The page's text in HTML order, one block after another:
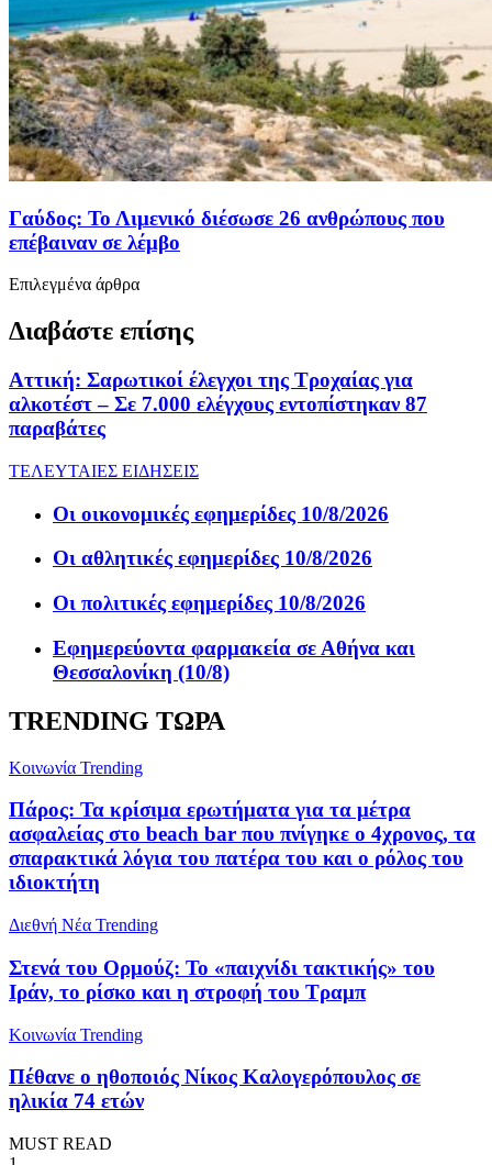
Γαύδος: Το Λιμενικό διέσωσε 26 ανθρώπους που
επέβαιναν σε λέμβο
Επιλεγμένα άρθρα
Διαβάστε επίσης
Αττική: Σαρωτικοί έλεγχοι της Τροχαίας για
αλκοτέστ – Σε 7.000 ελέγχους εντοπίστηκαν 87
παραβάτες
ΤΕΛΕΥΤΑΙΕΣ ΕΙΔΗΣΕΙΣ
Οι οικονομικές εφημερίδες 10/8/2026
Οι αθλητικές εφημερίδες 10/8/2026
Οι πολιτικές εφημερίδες 10/8/2026
Εφημερεύοντα φαρμακεία σε Αθήνα και
Θεσσαλονίκη (10/8)
TRENDING ΤΩΡΑ
Κοινωνία Trending
Πάρος: Τα κρίσιμα ερωτήματα για τα μέτρα
ασφαλείας στο beach bar που πνίγηκε ο 4χρονος, τα
σπαρακτικά λόγια του πατέρα του και ο ρόλος του
ιδιοκτήτη
Διεθνή Νέα Trending
Στενά του Ορμούζ: Το «παιχνίδι τακτικής» του
Ιράν, το ρίσκο και η στροφή του Τραμπ
Κοινωνία Trending
Πέθανε ο ηθοποιός Νίκος Καλογερόπουλος σε
ηλικία 74 ετών
MUST READ